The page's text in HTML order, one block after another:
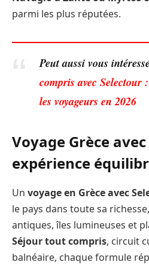
parmi les plus réputées.
Peut aussi vous
compris avec Selectour
les voyageurs en 2026
Voyage Grèce
expérience
Un voyage en Grèce avec
le pays dans toute sa
antiques, îles lumineuses et
Séjour tout compris, circuit
balnéaire, chaque formule